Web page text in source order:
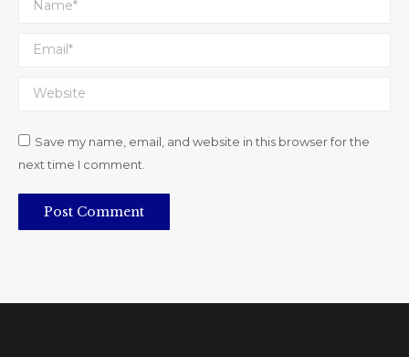
Email *
Website
Save my name, email, and website in this browser for the
next time I comment.
Post Comment